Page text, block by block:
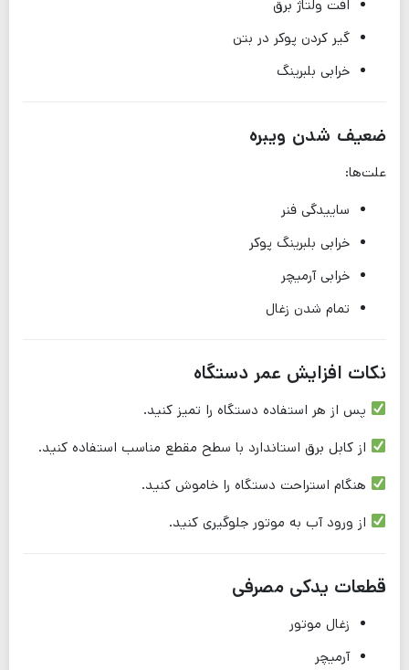
افت ولتاژ برق
گیر کردن پوکر در بتن
خرابی بلبرینگ
ضعیف شدن ویبره
علت‌ها:
ساییدگی فنر
خرابی بلبرینگ پوکر
خرابی آرمیچر
تمام شدن زغال
نکات افزایش عمر دستگاه
پس از هر استفاده دستگاه را تمیز کنید.
از کابل برق استاندارد با سطح مقطع مناسب استفاده کنید.
هنگام استراحت دستگاه را خاموش کنید.
از ورود آب به موتور جلوگیری کنید.
قطعات یدکی مصرفی
زغال موتور
آرمیچر